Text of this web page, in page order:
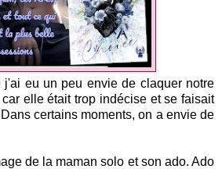
eu un peu envie de claquer notre
elle était trop indécise et se faisait
certains moments, on a envie de
de la maman solo et son ado. Ado